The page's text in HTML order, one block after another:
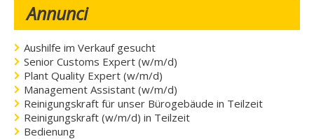
Annunci
Aushilfe im Verkauf gesucht
Senior Customs Expert (w/m/d)
Plant Quality Expert (w/m/d)
Management Assistant (w/m/d)
Reinigungskraft für unser Bürogebäude in Teilzeit
Reinigungskraft (w/m/d) in Teilzeit
Bedienung